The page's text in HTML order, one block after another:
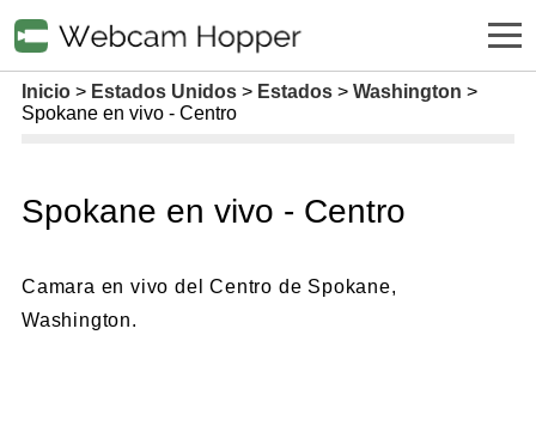
Inicio Estados Unidos Estados
Washington
Spokane en vivo - Centro
Spokane en vivo - Centro
Camara en vivo del Centro de Spokane,
Washington.